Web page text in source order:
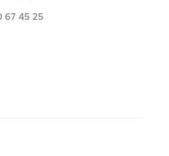
67 45 25